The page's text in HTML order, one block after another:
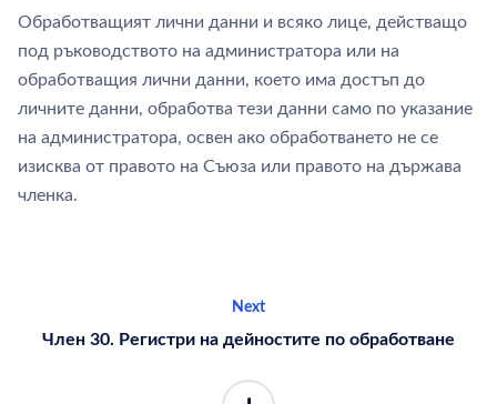
Обработващият лични данни и всяко лице, действащо
под ръководството на администратора или на
обработващия лични данни, което има достъп до
личните данни, обработва тези данни само по указание
на администратора, освен ако обработването не се
изисква от правото на Съюза или правото на държава
членка.
Next
Член 30. Регистри на дейностите по обработване